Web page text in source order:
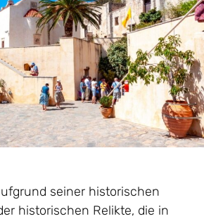
seiner historischen
historischen Relikte, die in